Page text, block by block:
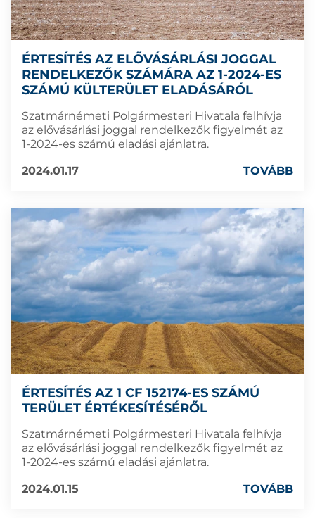
ÉRTESÍTÉS AZ ELŐVÁSÁRLÁSI JOGGAL
RENDELKEZŐK SZÁMÁRA AZ 1-2024-ES
SZÁMÚ KÜLTERÜLET ELADÁSÁRÓL
Szatmárnémeti Polgármesteri Hivatala felhívja
az elővásárlási joggal rendelkezők figyelmét az
1-2024-es számú eladási ajánlatra.
2024.01.17
TOVÁBB
ÉRTESÍTÉS AZ 1 CF 152174-ES SZÁMÚ
TERÜLET ÉRTÉKESÍTÉSÉRŐL
Szatmárnémeti Polgármesteri Hivatala felhívja
az elővásárlási joggal rendelkezők figyelmét az
1-2024-es számú eladási ajánlatra.
2024.01.15
TOVÁBB